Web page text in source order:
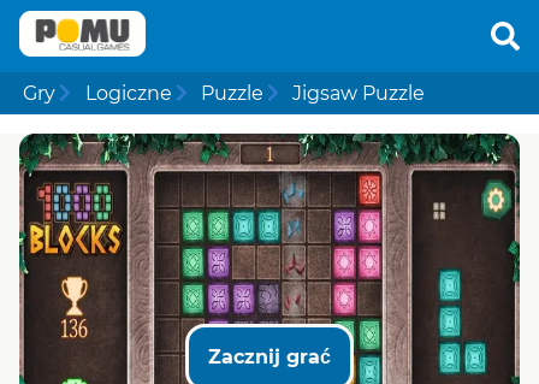
Gry Logiczne Puzzle Jigsaw Puzzle
Zacznij grać